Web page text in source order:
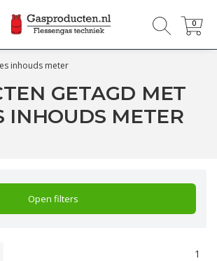
0
0
inhouds meter
GETAGD MET
INHOUDS METER
Open filters
1